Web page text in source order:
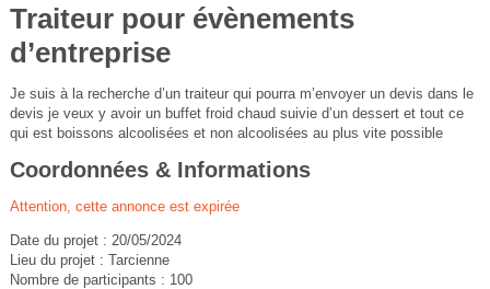
Traiteur pour évènements
d’entreprise
Je suis à la recherche d’un traiteur qui pourra m’envoyer un devis dans le
devis je veux y avoir un buffet froid chaud suivie d’un dessert et tout ce
qui est boissons alcoolisées et non alcoolisées au plus vite possible
Coordonnées & Informations
Attention, cette annonce est expirée
Date du projet : 20/05/2024
Lieu du projet : Tarcienne
Nombre de participants : 100